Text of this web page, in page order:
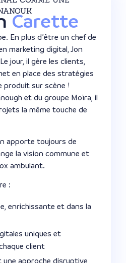
Carette
En plus d’être un chef de
marketing digital, Jon
jour, il gère les clients,
en place des stratégies
produit sur scène !
et du groupe Moïra, il
la même touche de
apporte toujours de
la vision commune et
ambulant.
:
enrichissante et dans la
uniques et
client
une approche disruptive